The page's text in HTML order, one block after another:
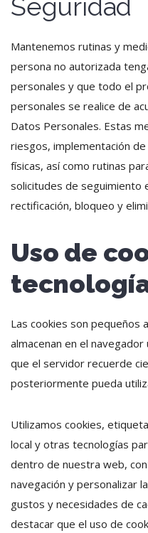
Seguridad
Mantenemos rutinas y
persona no autorizada
personales y que todo el
personales se realice de
Datos Personales. Estas
riesgos, implementación
físicas, así como rutinas
solicitudes de seguimiento
rectificación, bloqueo y
Uso de
Las cookies son pequeños
almacenan en el
que el servidor recuerde
posteriormente pueda
Utilizamos cookies,
local y otras tecnologías
dentro de nuestra web,
navegación y personalizar
gustos y necesidades de
destacar que el uso de